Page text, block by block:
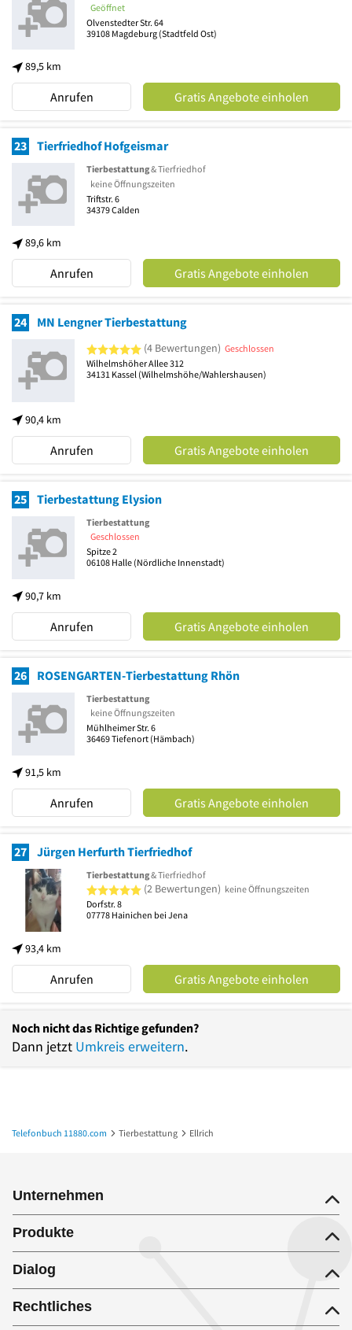
89,5 km
Geöffnet
Olvenstedter Str. 64
39108 Magdeburg (Stadtfeld Ost)
Anrufen Gratis Angebote einholen
23 Tierfriedhof Hofgeismar
89,6 km
Tierbestattung& Tierfriedhof
keine Öffnungszeiten
Triftstr. 6
34379Calden
Anrufen Gratis Angebote einholen
24 MN Lengner Tierbestattung
90,4 km
5 von 5 Sternen
(4 Bewertungen) Geschlossen
Wilhelmshöher Allee 312
34131 Kassel (Wilhelmshöhe/Wahlershausen)
Anrufen Gratis Angebote einholen
25 Tierbestattung Elysion
90,7 km
Tierbestattung
Geschlossen
Spitze 2
06108 Halle (Nördliche Innenstadt)
Anrufen Gratis Angebote einholen
26 ROSENGARTEN-Tierbestattung Rhön
91,5 km
Tierbestattung
keine Öffnungszeiten
Mühlheimer Str. 6
36469Tiefenort (Hämbach)
Anrufen Gratis Angebote einholen
27 Jürgen Herfurth Tierfriedhof
93,4 km
Tierbestattung& Tierfriedhof
5 von 5 Sternen
(2 Bewertungen) keine Öffnungszeiten
Dorfstr. 8
07778 Hainichen bei Jena
Anrufen Gratis Angebote einholen
Noch nicht das Richtige gefunden?
Dann jetzt Umkreis erweitern.
Telefonbuch 11880.com Tierbestattung Ellrich
Unternehmen
Produkte
Dialog
Rechtliches